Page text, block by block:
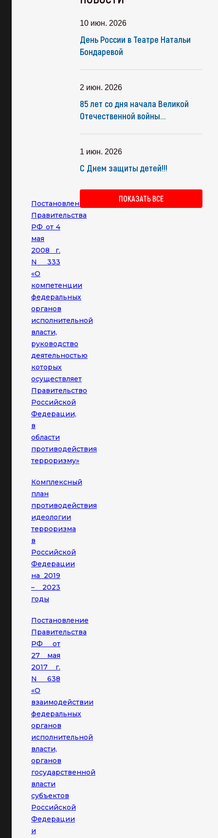
Постановление
Правительства
РФ от 4
мая
2008 г.
N 333
«О
компетенции
федеральных
органов
исполнительной
власти,
руководство
деятельностью
которых
осуществляет
Правительство
Российской
Федерации,
в
области
противодействия
терроризму»
Комплексный
план
противодействия
идеологии
терроризма
в
Российской
Федерации
на 2019
– 2023
годы
Постановление
Правительства
РФ от
27 мая
2017 г.
N 638
«О
взаимодействии
федеральных
органов
исполнительной
власти,
органов
государственной
власти
субъектов
Российской
Федерации
и
10 июн. 2026
День России в Театре Натальи
Бондаревой
2 июн. 2026
85 лет со дня начала Великой
Отечественной войны...
1 июн. 2026
С Днем защиты детей!!!
ПОКАЗАТЬ ВСЕ